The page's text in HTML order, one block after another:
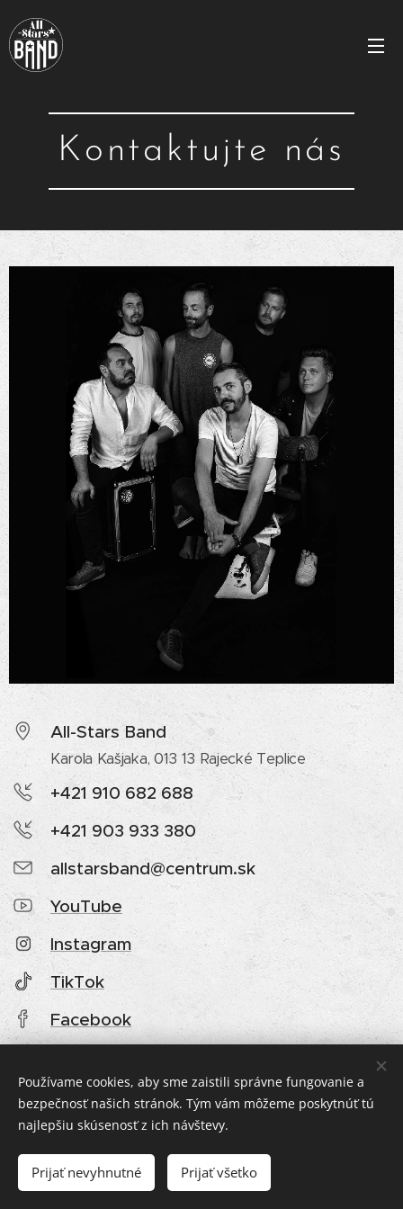
Kontaktujte nás
All-Stars Band
Karola Kašjaka, 013 13 Rajecké Teplice
+421 910 682 688
+421 903 933 380
allstarsband@centrum.sk
YouTube
Instagram
TikTok
Facebook
© 2025 All-Stars Band
Vytvorené službouWebnode
Používame cookies, aby sme zaistili správne fungovanie a
bezpečnosť našich stránok. Tým vám môžeme poskytnúť tú
najlepšiu skúsenosť z ich návštevy.
Prijať nevyhnutné Prijať všetko